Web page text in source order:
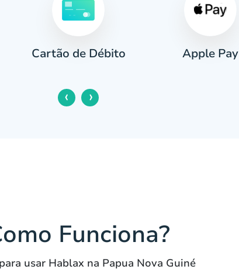
Cartão de Débito Apple Pay
‹ ›
Funciona?
usar Hablax na Papua Nova Guiné